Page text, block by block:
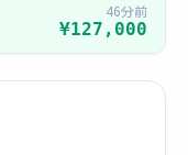
46分前
¥127,000